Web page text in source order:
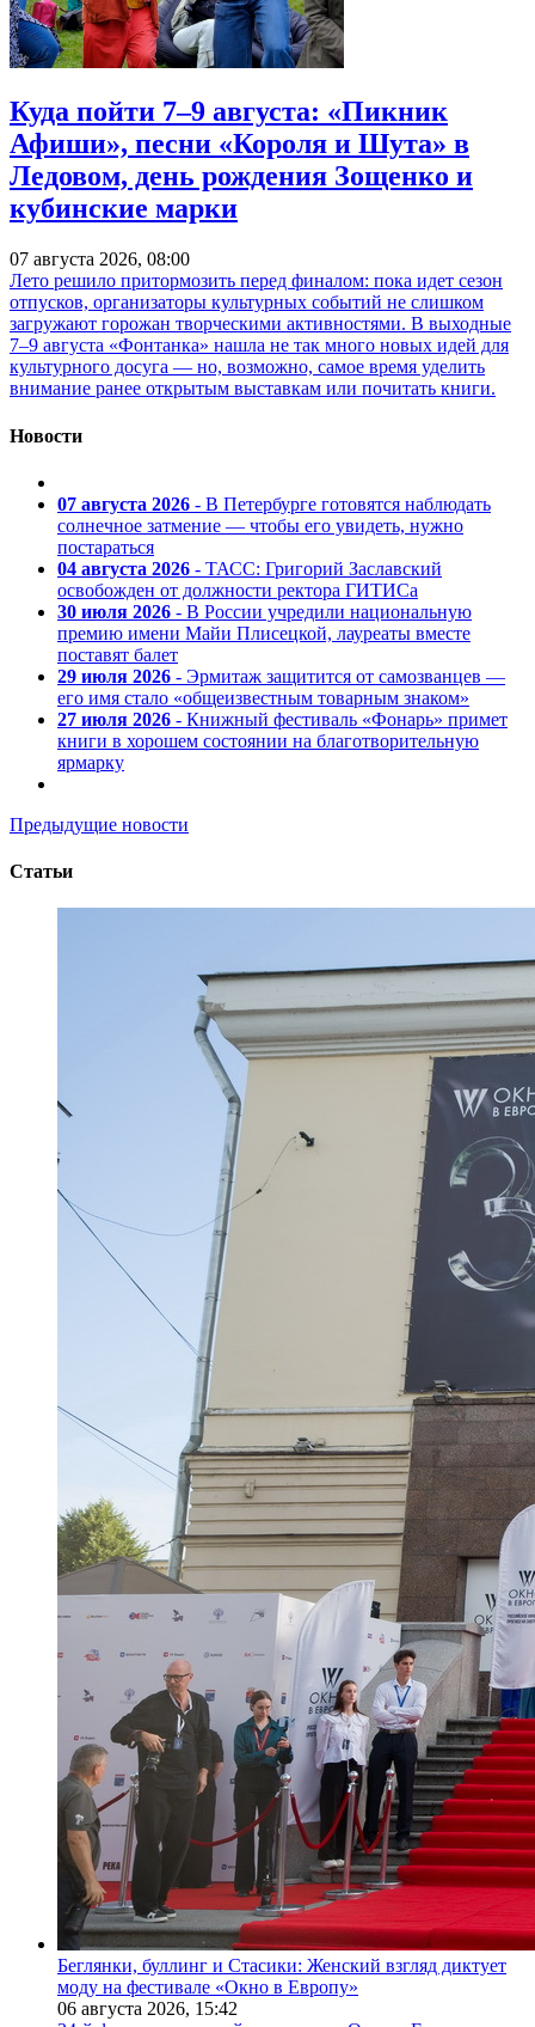
Куда пойти 7–9 августа: «Пикник
Афиши», песни «Короля и Шута» в
Ледовом, день рождения Зощенко и
кубинские марки
07 августа 2026, 08:00
Лето решило притормозить перед финалом: пока идет сезон
отпусков, организаторы культурных событий не слишком
загружают горожан творческими активностями. В выходные
7–9 августа «Фонтанка» нашла не так много новых идей для
культурного досуга — но, возможно, самое время уделить
внимание ранее открытым выставкам или почитать книги.
Новости
07 августа 2026 - В Петербурге готовятся наблюдать
солнечное затмение — чтобы его увидеть, нужно
постараться
04 августа 2026 - ТАСС: Григорий Заславский
освобожден от должности ректора ГИТИСа
30 июля 2026 - В России учредили национальную
премию имени Майи Плисецкой, лауреаты вместе
поставят балет
29 июля 2026 - Эрмитаж защитится от самозванцев —
его имя стало «общеизвестным товарным знаком»
27 июля 2026 - Книжный фестиваль «Фонарь» примет
книги в хорошем состоянии на благотворительную
ярмарку
Предыдущие новости
Статьи
Беглянки, буллинг и Стасики: Женский взгляд диктует
моду на фестивале «Окно в Европу»
06 августа 2026, 15:42